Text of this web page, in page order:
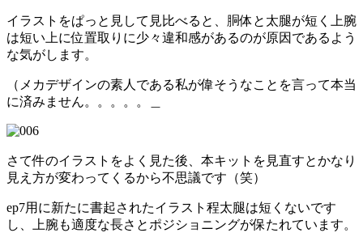
イラストをぱっと見して見比べると、胴体と太腿が短く上腕
は短い上に位置取りに少々違和感があるのが原因であるよう
な気がします。
（メカデザインの素人である私が偉そうなことを言って本当
に済みません。。。。。＿
さて件のイラストをよく見た後、本キットを見直すとかなり
見え方が変わってくるから不思議です（笑）
ep7用に新たに書起されたイラスト程太腿は短くないです
し、上腕も適度な長さとポジショニングが保たれています。